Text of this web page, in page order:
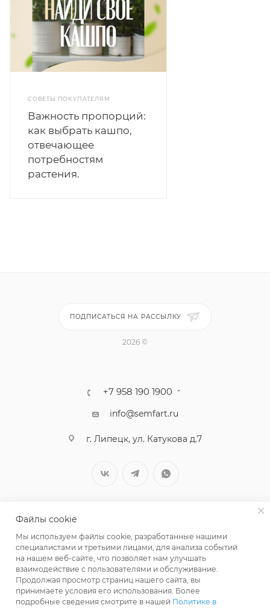
СОВЕТЫ ПОКУПАТЕЛЯМ
Важность пропорций:
как выбрать кашпо,
отвечающее
потребностям
растения.
ПОДПИСАТЬСЯ НА РАССЫЛКУ
2026 ©
+7 958 190 1900
info@semfart.ru
г. Липецк, ул. Катукова д.7
ПОЛИТИКА КОНФИДЕНЦИАЛЬНОСТИ
Файлы cookie
Мы используем файлы cookie, разработанные нашими
специалистами и третьими лицами, для анализа событий
на нашем веб-сайте, что позволяет нам улучшать
взаимодействие с пользователями и обслуживание.
Продолжая просмотр страниц нашего сайта, вы
принимаете условия его использования. Более
подробные сведения смотрите в нашей Политике в